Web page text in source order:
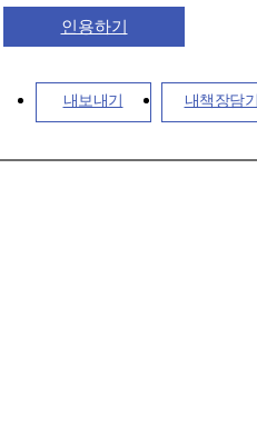
인용하기
내보내기 내책장담